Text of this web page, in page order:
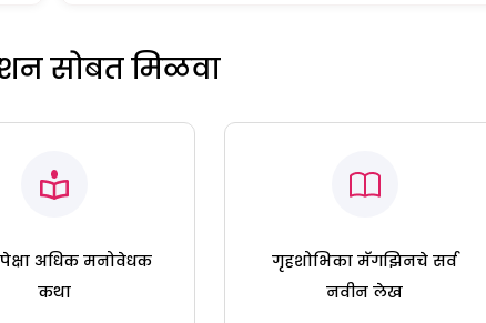
सोबत मिळवा
अधिक मनोवेधक
कथा
गृहशोभिका मॅगझिनचे सर्व
नवीन लेख